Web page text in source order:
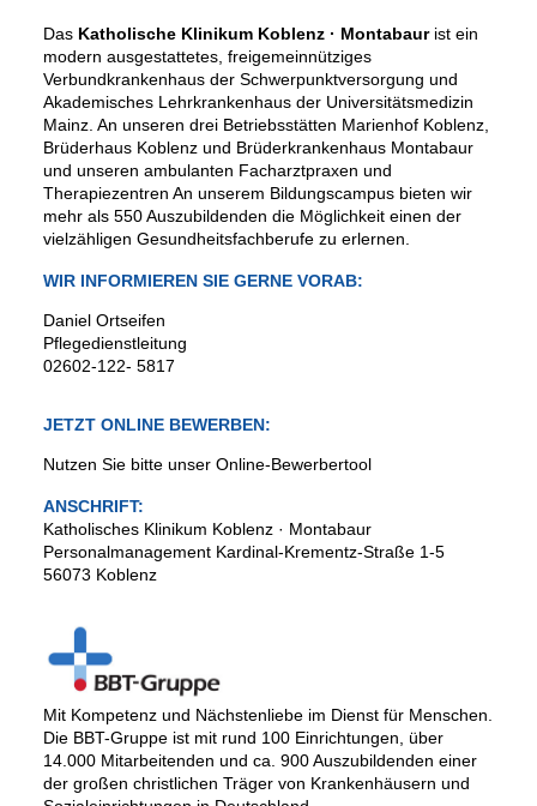
Das Katholische Klinikum Koblenz · Montabaurist ein
modern ausgestattetes, freigemeinnütziges
Verbundkrankenhaus der Schwerpunktversorgung und
Akademisches Lehrkrankenhaus der Universitätsmedizin
Mainz. An unseren drei Betriebsstätten Marienhof Koblenz,
Brüderhaus Koblenz und Brüderkrankenhaus Montabaur
und unseren ambulanten Facharztpraxen und
Therapiezentren An unserem Bildungscampus bieten wir
mehr als 550 Auszubildenden die Möglichkeit einen der
vielzähligen Gesundheitsfachberufe zu erlernen.
WIR INFORMIEREN SIE GERNE VORAB:
Daniel Ortseifen
Pflegedienstleitung
02602-122- 5817
JETZT ONLINE BEWERBEN:
Nutzen Sie bitte unser Online-Bewerbertool
ANSCHRIFT:
Katholisches Klinikum Koblenz · Montabaur
Personalmanagement Kardinal-Krementz-Straße 1-5
56073 Koblenz
Mit Kompetenz und Nächstenliebe im Dienst für Menschen.
Die BBT-Gruppe ist mit rund 100 Einrichtungen, über
14.000 Mitarbeitenden und ca. 900 Auszubildenden einer
der großen christlichen Träger von Krankenhäusern und